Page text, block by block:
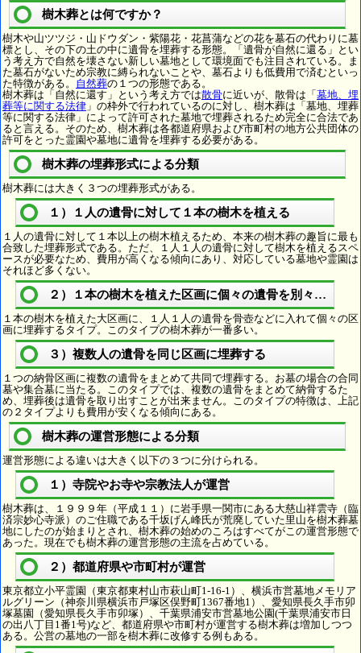
樹木葬とは何ですか？
樹木や山ツツジ・山ドウダン・紫陽花・花菖蒲などの花を墓石の代わりに墓
標とし、その下の土の中に遺骨を埋葬する形態。「遺骨が自然に還る」とい
う考え方で自然を壊さない新しい墓地として環境面でも注目されている。ま
た墓石がないため宗教に縛られないことや、墓石よりも低費用で済むといっ
た特徴がある。 自然葬の１つの形態である。
樹木葬は「自然に還す」という考え方では散骨に近いが、散骨は「 墓地、埋
葬等に関する法律 」の枠外で行われているのに対し、樹木葬は「墓地、埋葬
等に関する法律」によって許可された墓地で埋葬されるため完全に合法であ
ると言える。そのため、樹木葬は各都道府県および市町村の地方公共団体の
許可をとった霊園や墓地に遺骨を埋葬する必要がある。
樹木葬の埋葬形式による分類
樹木葬には大きく３つの埋葬形式がある。
１）１人の遺骨に対して１本の樹木を植える
１人の遺骨に対して１本以上の樹木植えるため、本来の樹木葬の趣旨に最も
合致した埋葬形式である。ただ、１人１人の遺骨に対して樹木を植えるスペ
ースが必要なため、費用が高くなる傾向にあり、対応している墓地や霊園は
それほど多くない。
２）１本の樹木を植えた区画に個々の遺骨を別々に埋葬
１本の樹木を植えた大区画に、１人１人の遺骨を骨壺などに入れて個々の区
画に埋葬するタイプ。このタイプの樹木葬が一番多い。
３）複数人の遺骨を同じ区画に埋葬する
１つの納骨区画に複数の遺骨をまとめて共同で埋葬する。お墓の場合の合同
墓や集合墓に当たる。このタイプでは、複数の遺骨をまとめて納骨するた
め、埋葬後は遺骨を取り出すことが出来ません。このタイプの特徴は、上記
の２タイプよりも費用が安くなる傾向にある。
樹木葬の運営形態による分類
運営形態による違いは大きく以下の３つに分けられる。
１）寺院やお寺や宗教法人が運営
樹木葬は、１９９９年（平成１１）に岩手県一関市にある大慈山祥雲寺（臨
済宗妙心寺派）のご住職である千坂げん峰氏が荒廃していた里山を樹木葬墓
地にしたのが始まりとされ、樹木葬の始めのころはすべてがこの運営形態で
あった。現在でも樹木葬の運営形態の主流を占めている。
２）都道府県や市町村が運営
東京都立小平霊園（東京都東村山市萩山町1-16-1）、横浜市営墓地メモリア
ルグリーン（神奈川県横浜市戸塚区俣野町1367番地1）、愛知県長久手市卯
塚墓園（愛知県長久手市卯塚）、千葉県浦安市営墓地公園(千葉県浦安市日
の出八丁目1番1号)など、都道府県や市町村が運営する樹木葬は増加しつつ
ある。公営の墓地の一部を樹木葬に改修する例もある。